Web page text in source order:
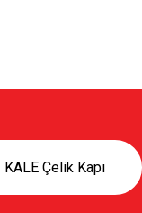
KALE Çelik Kapı